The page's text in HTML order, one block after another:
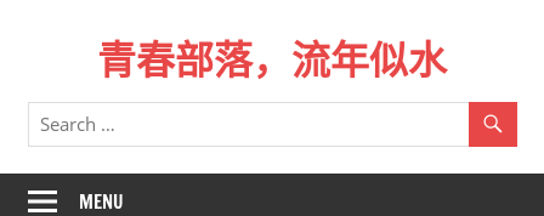
青春部落，流年似水
青
春
一
MENU